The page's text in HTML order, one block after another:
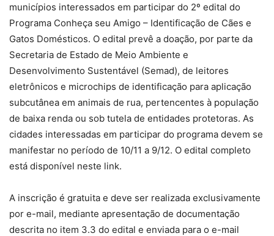
municípios interessados em participar do 2º edital do
Programa Conheça seu Amigo – Identificação de Cães e
Gatos Domésticos. O edital prevê a doação, por parte da
Secretaria de Estado de Meio Ambiente e
Desenvolvimento Sustentável (Semad), de leitores
eletrônicos e microchips de identificação para aplicação
subcutânea em animais de rua, pertencentes à população
de baixa renda ou sob tutela de entidades protetoras. As
cidades interessadas em participar do programa devem se
manifestar no período de 10/11 a 9/12. O edital completo
está disponível neste link.
A inscrição é gratuita e deve ser realizada exclusivamente
por e-mail, mediante apresentação de documentação
descrita no item 3.3 do edital e enviada para o e-mail